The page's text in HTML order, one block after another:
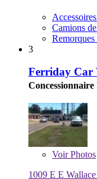
Camions
Remorques
3
Ferriday Car
VoirPhotos
1009 E E